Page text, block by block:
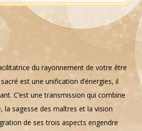
du rayonnement de votre être
est une unification d’énergies, il
C’est une transmission qui combine
la sagesse des maîtres et la vision
de ses trois aspects engendre